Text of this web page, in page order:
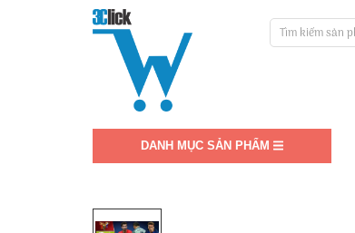
DANH MỤC SẢN PHẨM